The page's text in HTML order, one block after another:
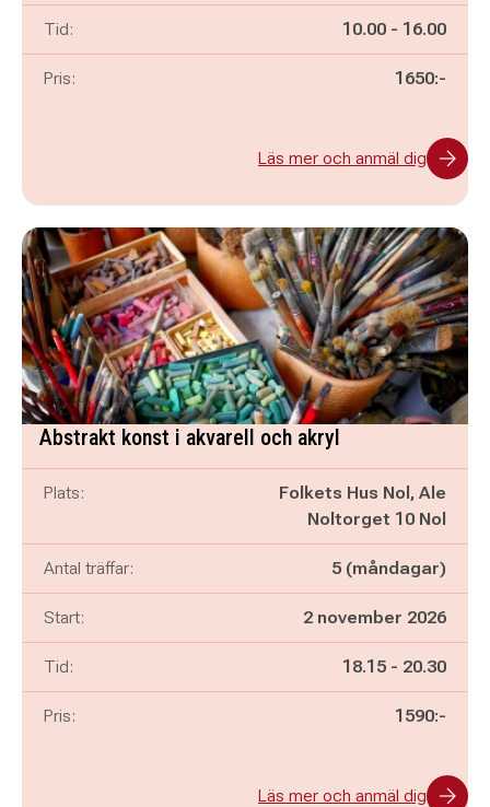
Tid: Pågår mellan
10.00 - och
16.00
Pris: 1650:-
Läs mer och anmäl dig
Abstrakt konst i akvarell och akryl
Plats:
Folkets Hus Nol, Ale
Noltorget 10 Nol
Antal träffar: 5 (måndagar)
Start: 2 november 2026
Tid: Pågår mellan
18.15 - och
20.30
Pris: 1590:-
Läs mer och anmäl dig